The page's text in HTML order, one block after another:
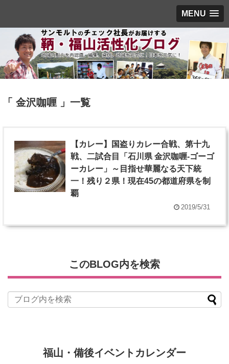
MENU
「 金沢咖喱 」一覧
【カレー】国盗りカレー合戦、第十九
戦、二試合目「石川県 金沢咖喱-ゴーゴ
ーカレー」～目指せ華麗なる天下統
一！残り２県！現在45の都道府県を制
覇
2019/5/31
このBLOG内を検索
福山・備後イベントカレンダー